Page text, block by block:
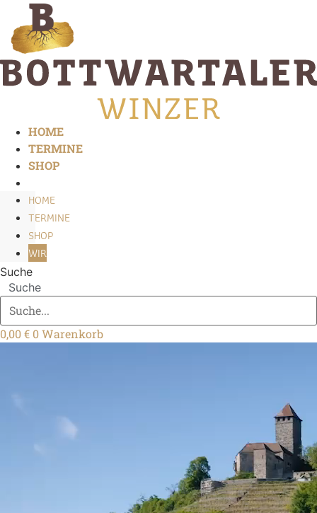
Inhalt
springen
HOME
TERMINE
SHOP
HOME
TERMINE
SHOP
WIR
Suche
Suche
0,00€ 0Warenkorb